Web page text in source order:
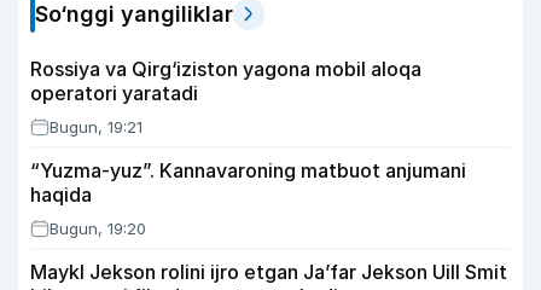
So‘nggi yangiliklar
Rossiya va Qirg‘iziston yagona mobil aloqa
operatori yaratadi
Bugun, 19:21
“Yuzma-yuz”. Kannavaroning matbuot anjumani
haqida
Bugun, 19:20
Maykl Jekson rolini ijro etgan Ja’far Jekson Uill Smit